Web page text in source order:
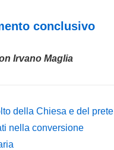
conclusivo
Irvano Maglia
della Chiesa e del prete
nella conversione